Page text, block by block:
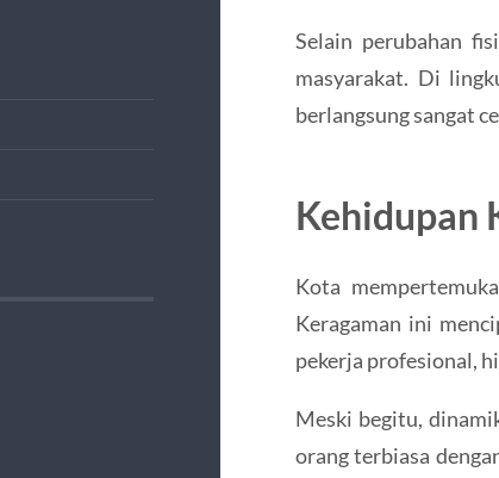
Selain perubahan
masyarakat. Di
berlangsung sangat
Kehidupan
Kota
Keragaman ini
pekerja profesional,
Meski begitu,
orang terbiasa